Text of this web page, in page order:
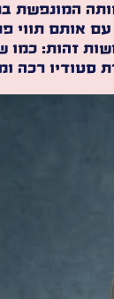
אותם תווי
זהות:
סטודיו רכה